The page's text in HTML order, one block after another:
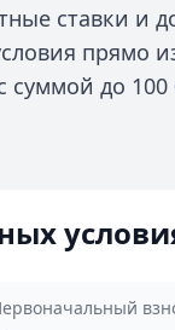
ставки и
прямо
до 100